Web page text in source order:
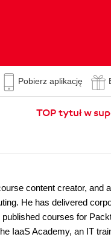
Pobierz aplikację
TOP tytuł w
content creator, and
He has delivered
courses for
IaaS Academy, an IT